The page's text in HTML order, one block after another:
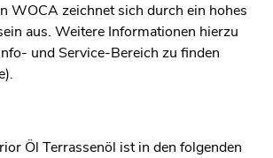
WOCA zeichnet sich durch ein hohes
aus. Weitere Informationen hierzu
und Service-Bereich zu finden
Öl Terrassenöl ist in den folgenden